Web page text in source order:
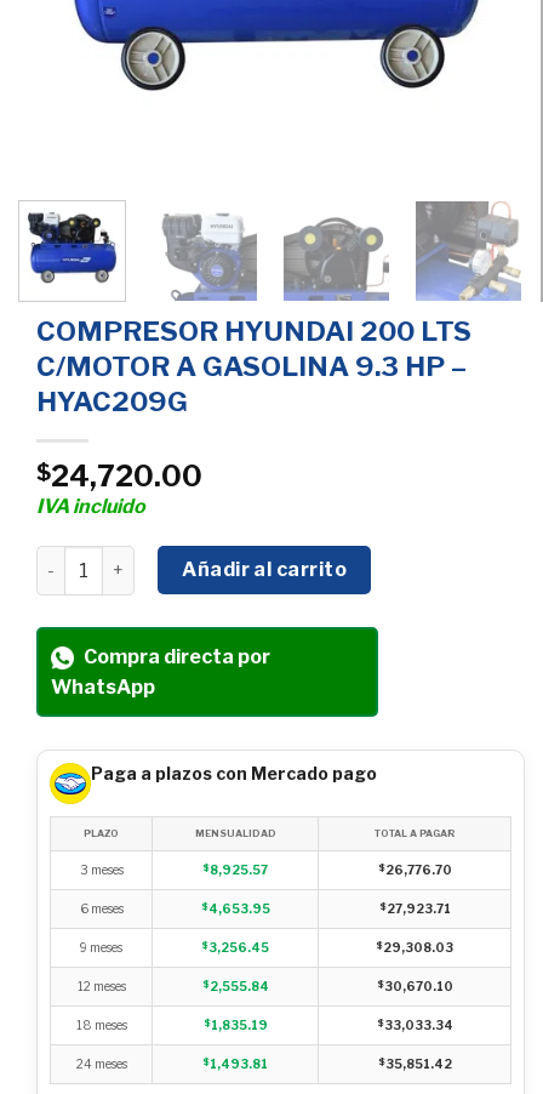
COMPRESOR HYUNDAI 200 LTS
C/MOTOR A GASOLINA 9.3 HP –
HYAC209G
$24,720.00
IVA incluido
COMPRESOR HYUNDAI 200 LTS C/MOTOR A
Añadir al carrito
Compra directa por
WhatsApp
Paga a plazos con Mercado pago
PLAZO MENSUALIDAD TOTAL A PAGAR
3 meses $8,925.57 $26,776.70
6 meses $4,653.95 $27,923.71
9 meses $3,256.45 $29,308.03
12 meses $2,555.84 $30,670.10
18 meses $1,835.19 $33,033.34
24 meses $1,493.81 $35,851.42